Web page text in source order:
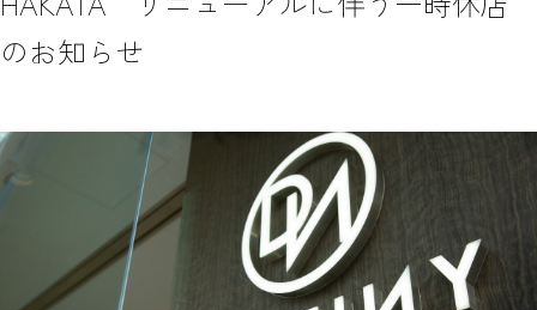
CONCEPT
COLLECTION
COLOR DRESS
TUXEDO
RANKING
SHOP
のお知らせ